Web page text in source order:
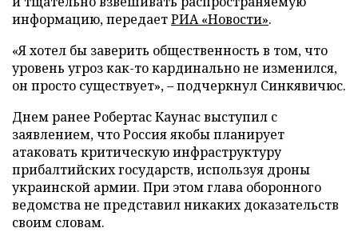
информацию, передаетРИА «Новости».
«Я хотел бы заверить общественность в том, что
уровень угроз как-то кардинально не изменился,
он просто существует», – подчеркнул Синкявичюс.
Днем ранее Робертас Каунас выступил с
заявлением, что Россия якобы планирует
атаковать критическую инфраструктуру
прибалтийских государств, используя дроны
украинской армии. При этом глава оборонного
ведомства не представил никаких доказательств
своим словам.